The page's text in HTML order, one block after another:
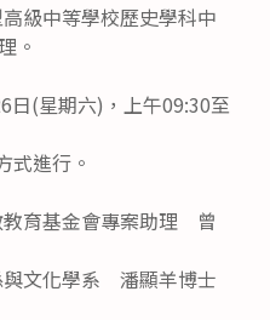
級中等學校歷史學科中
。
日(星期六)，上午09:30至
式進行。
教育基金會專案助理 曾
與文化學系 潘顯羊博士